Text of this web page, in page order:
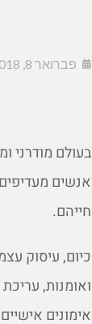
פברואר 8, 2018
בעולם מודרני
אנשים
חייהם.
כיום, עיסוק
ואומנות,
אימונים